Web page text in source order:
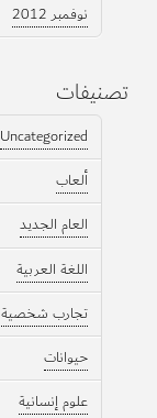
نوفمبر 2012
تصنيفات
Uncategorized
ألعاب
العام الجديد
اللغة العربية
تجارب شخصية
حيوانات
علوم إنسانية